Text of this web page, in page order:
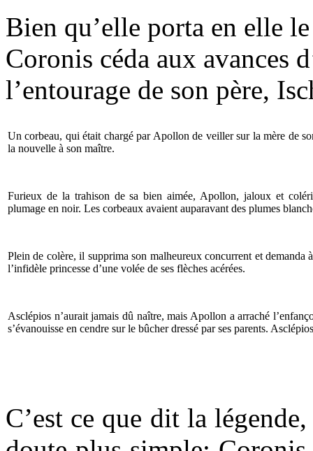
Bien qu’elle porta en elle
Coronis céda aux avances
l’entourage de son père,
Un corbeau, qui était chargé par Apollon de veiller sur la mère de
la nouvelle à son maître.
Furieux de la trahison de sa bien aimée, Apollon, jaloux et
plumage en noir. Les corbeaux avaient auparavant des plumes
Plein de colère, il supprima son malheureux concurrent et demanda
l’infidèle princesse d’une volée de ses flèches acérées.
Asclépios n’aurait jamais dû naître, mais Apollon a arraché
s’évanouisse en cendre sur le bûcher dressé par ses parents.
C’est ce que dit la